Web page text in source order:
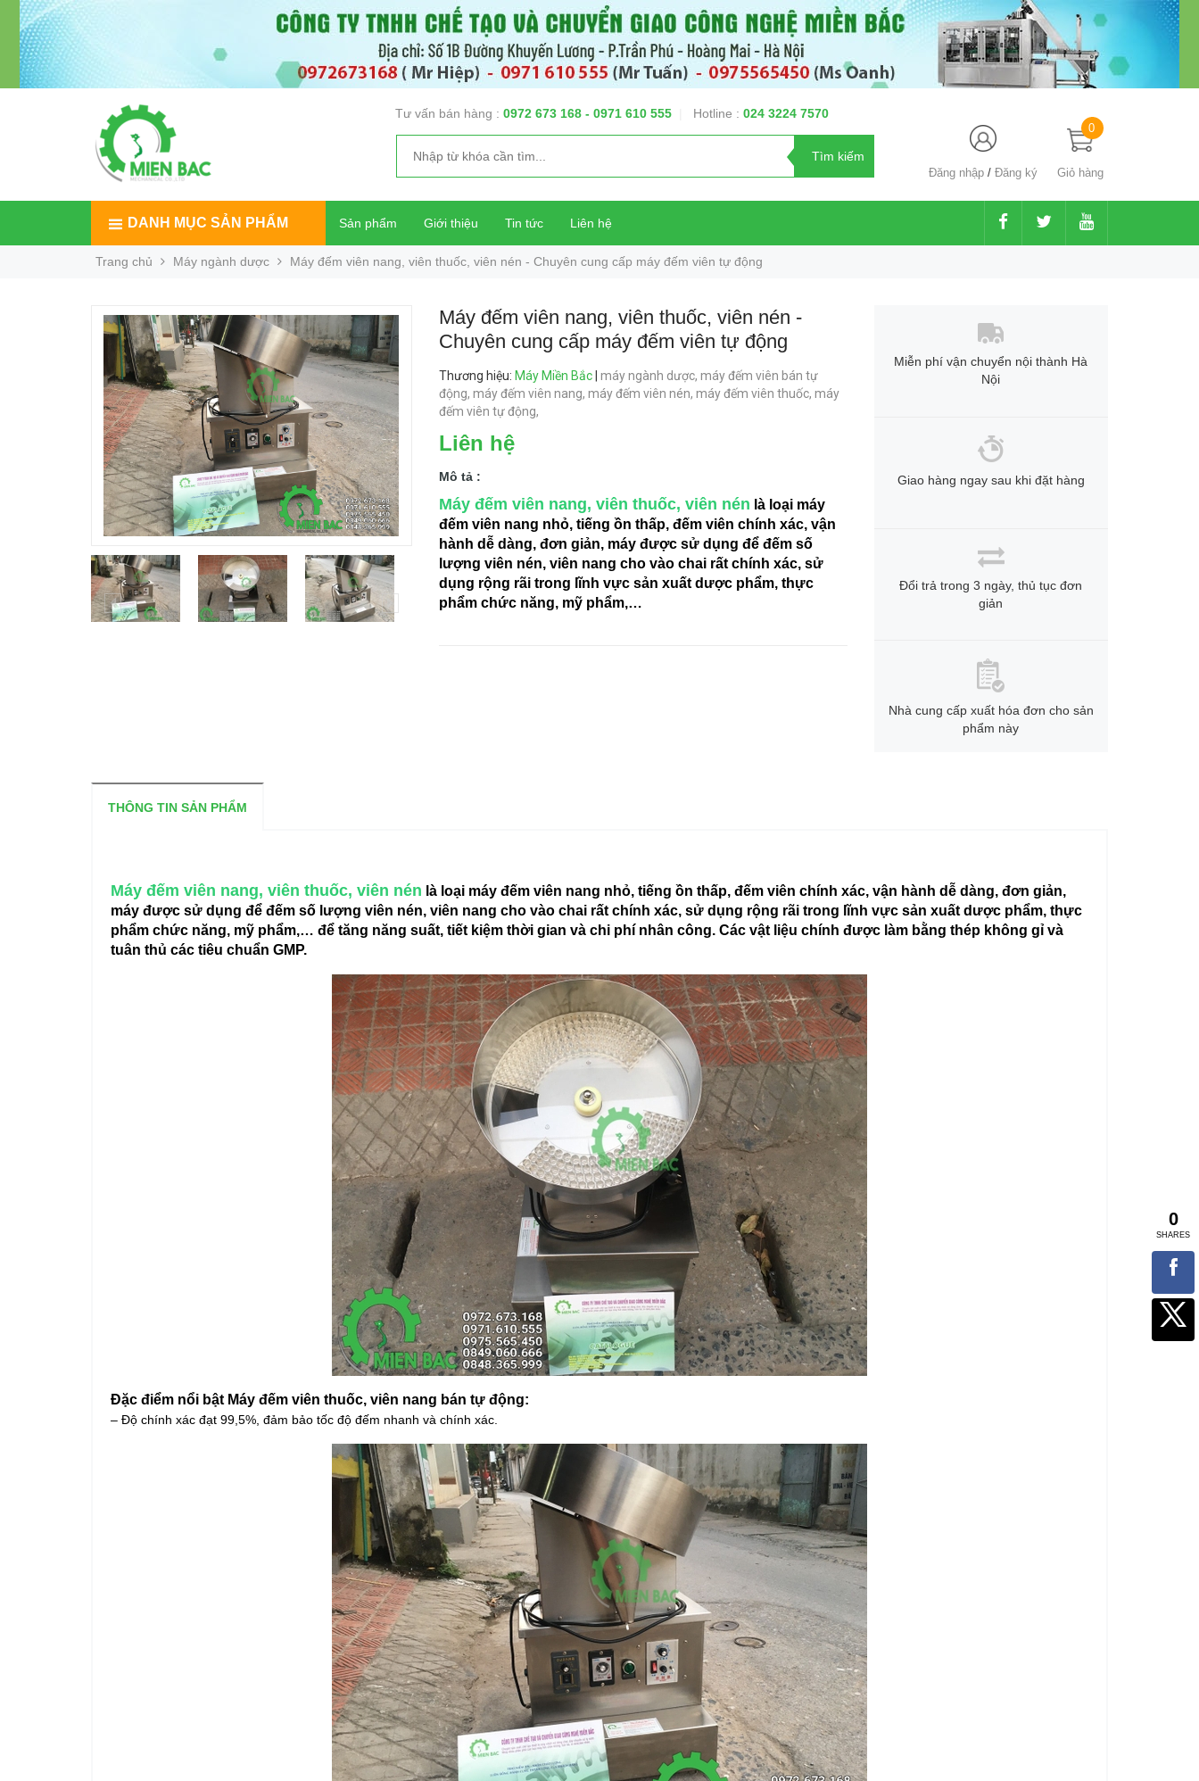
Tư vấn bán hàng : 0972 673 168 - 0971 610 555| Hotline : 024 3224 7570
Đăng nhập / Đăng ký Giỏ hàng
0
DANH MỤC SẢN PHẨM Sản phẩm Giới thiệu Tin tức Liên hệ
Trang chủ Máy ngành dược Máy đếm viên nang, viên thuốc, viên nén - Chuyên cung cấp máy đếm viên tự động
Máy đếm viên nang, viên thuốc, viên nén -
Chuyên cung cấp máy đếm viên tự động
Thương hiệu: Máy Miền Bắc máy ngành dược, máy đếm viên bán tự
động, máy đếm viên nang, máy đếm viên nén, máy đếm viên thuốc, máy
đếm viên tự động,
Liên hệ
Mô tả :
Máy đếm viên nang, viên thuốc, viên nén là loại máy
đếm viên nang nhỏ, tiếng ồn thấp, đếm viên chính xác, vận
hành dễ dàng, đơn giản, máy được sử dụng để đếm số
lượng viên nén, viên nang cho vào chai rất chính xác, sử
dụng rộng rãi trong lĩnh vực sản xuất dược phẩm, thực
phẩm chức năng, mỹ phẩm,…
Miễn phí vận chuyển nội thành Hà
Nội
Giao hàng ngay sau khi đặt hàng
Đổi trả trong 3 ngày, thủ tục đơn
giản
Nhà cung cấp xuất hóa đơn cho sản
phẩm này
THÔNG TIN SẢN PHẨM
Máy đếm viên nang, viên thuốc, viên nén là loại máy đếm viên nang nhỏ, tiếng ồn thấp, đếm viên chính xác, vận hành dễ dàng, đơn giản,
máy được sử dụng để đếm số lượng viên nén, viên nang cho vào chai rất chính xác, sử dụng rộng rãi trong lĩnh vực sản xuất dược phẩm, thực
phẩm chức năng, mỹ phẩm,… để tăng năng suất, tiết kiệm thời gian và chi phí nhân công. Các vật liệu chính được làm bằng thép không gỉ và
tuân thủ các tiêu chuẩn GMP.
Đặc điểm nổi bật Máy đếm viên thuốc, viên nang bán tự động:
– Độ chính xác đạt 99,5%, đảm bảo tốc độ đếm nhanh và chính xác.